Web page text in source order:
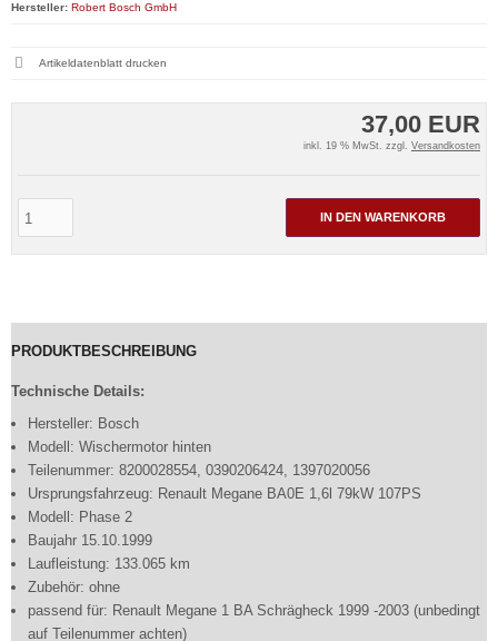
37,00 EUR
inkl. 19 % MwSt. zzgl. Versandkosten
IN DEN WARENKORB
Hersteller: Robert Bosch GmbH
Artikeldatenblatt drucken
PRODUKTBESCHREIBUNG
Technische Details:
Hersteller: Bosch
Modell: Wischermotor hinten
Teilenummer: 8200028554, 0390206424, 1397020056
Ursprungsfahrzeug: Renault Megane BA0E 1,6l 79kW 107PS
Modell: Phase 2
Baujahr 15.10.1999
Laufleistung: 133.065 km
Zubehör: ohne
passend für: Renault Megane 1 BA Schrägheck 1999 -2003 (unbedingt
auf Teilenummer achten)